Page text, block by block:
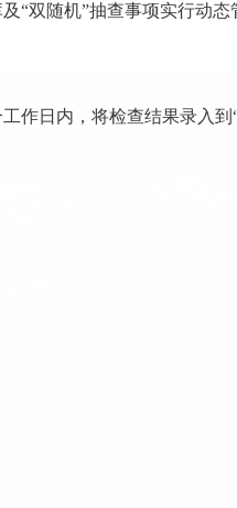
“双随机”抽查事项实行动态
作日内，将检查结果录入